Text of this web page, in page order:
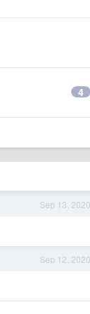
4
Sep 13, 2020
Sep 12, 2020